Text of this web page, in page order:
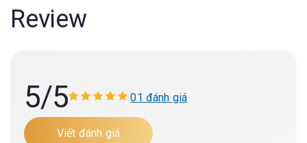
Review
5/5 01 đánh giá
Viết đánh giá